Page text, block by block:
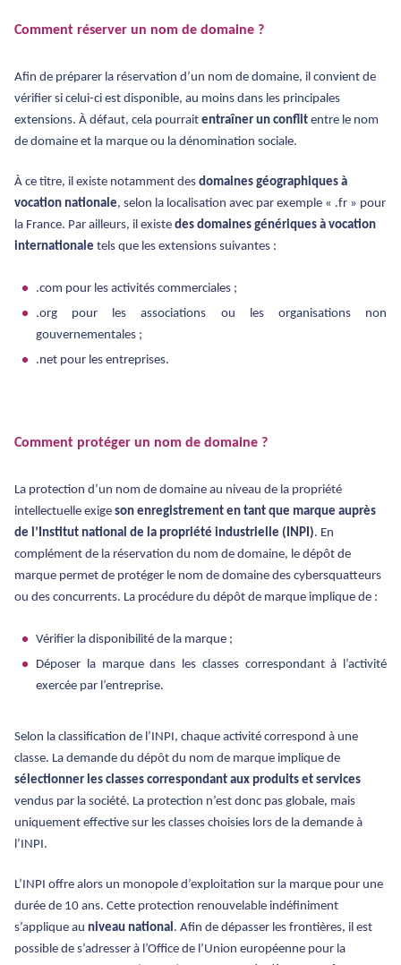
Comment réserver un nom de domaine ?
Afin de préparer la réservation d’un nom de domaine, il convient de
vérifier si celui-ci est disponible, au moins dans les principales
extensions. À défaut, cela pourrait entraîner un conflit entre le nom
de domaine et la marque ou la dénomination sociale.
À ce titre, il existe notamment des domaines géographiques à
vocation nationale, selon la localisation avec par exemple « .fr » pour
la France. Par ailleurs, il existe des domaines génériques à vocation
internationale tels que les extensions suivantes :
.com pour les activités commerciales ;
.org pour les associations ou les organisations non
gouvernementales ;
.net pour les entreprises.
Comment protéger un nom de domaine ?
La protection d’un nom de domaine au niveau de la propriété
intellectuelle exige son enregistrement en tant que marque auprès
de l’Institut national de la propriété industrielle (INPI). En
complément de la réservation du nom de domaine, le dépôt de
marque permet de protéger le nom de domaine des cybersquatteurs
ou des concurrents. La procédure du dépôt de marque implique de :
Vérifier la disponibilité de la marque ;
Déposer la marque dans les classes correspondant à l’activité
exercée par l’entreprise.
Selon la classification de l’INPI, chaque activité correspond à une
classe. La demande du dépôt du nom de marque implique de
sélectionner les classes correspondant aux produits et services
vendus par la société. La protection n’est donc pas globale, mais
uniquement effective sur les classes choisies lors de la demande à
l’INPI.
L’INPI offre alors un monopole d’exploitation sur la marque pour une
durée de 10 ans. Cette protection renouvelable indéfiniment
s’applique au niveau national. Afin de dépasser les frontières, il est
possible de s’adresser à l’Office de l’Union européenne pour la